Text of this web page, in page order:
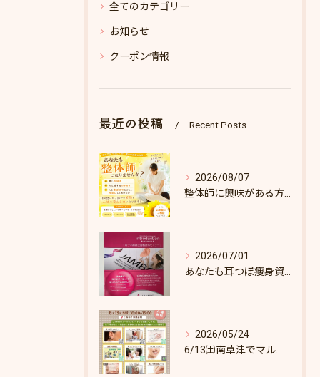
全てのカテゴリー
お知らせ
クーポン情報
最近の投稿 Recent Posts
2026/08/07
2026/07/01
2026/05/24